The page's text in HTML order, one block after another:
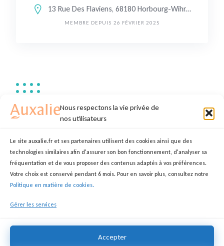
Nous respectons la vie privée de
nos utilisateurs
Le site auxalie.fr et ses partenaires utilisent des cookies ainsi que des
technologies similaires afin d'assurer son bon fonctionnement, d'analyser sa
fréquentation et de vous proposer des contenus adaptés à vos préférences.
Votre choix est conservé pendant 6 mois. Pour en savoir plus, consultez notre
Politique en matière de cookies.
Gérer les services
Accepter
13 Rue Des Flaviens, 68180 Horbourg-Wihr, France
MEMBRE DEPUIS 26 FÉVRIER 2025
Annonces de amina b.
Menage
AMINA ASSISTANT(E) DE VIE